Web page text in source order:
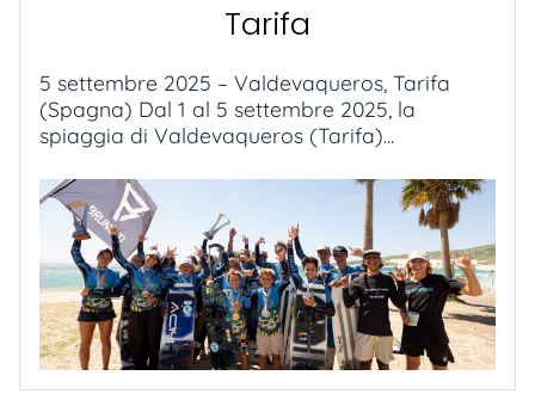
Tarifa
5 settembre 2025 – Valdevaqueros, Tarifa
(Spagna) Dal 1 al 5 settembre 2025, la
spiaggia di Valdevaqueros (Tarifa)...